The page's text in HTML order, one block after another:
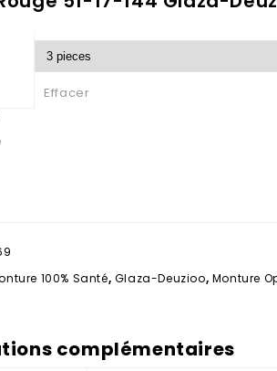
Effacer
100% Santé, Glaza-Deuzioo, Monture
complémentaires